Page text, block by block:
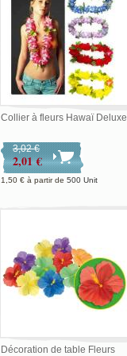
Collier à fleurs Hawaï Deluxe
3,02 €
2,01 €
1,50 € à partir de 500 Unit
Décoration de table Fleurs